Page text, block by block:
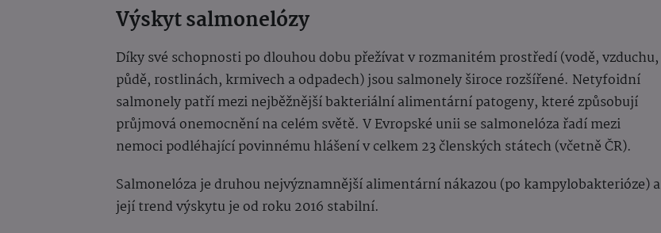
Výskyt salmonelózy
Díky své schopnosti po dlouhou dobu přežívat v rozmanitém prostředí (vodě, vzduchu,
půdě, rostlinách, krmivech a odpadech) jsou salmonely široce rozšířené. Netyfoidní
salmonely patří mezi nejběžnější bakteriální alimentární patogeny, které způsobují
průjmová onemocnění na celém světě. V Evropské unii se salmonelóza řadí mezi
nemoci podléhající povinnému hlášení v celkem 23 členských státech (včetně ČR).
Salmonelóza je druhou nejvýznamnější alimentární nákazou (po kampylobakterióze) a
její trend výskytu je od roku 2016 stabilní.